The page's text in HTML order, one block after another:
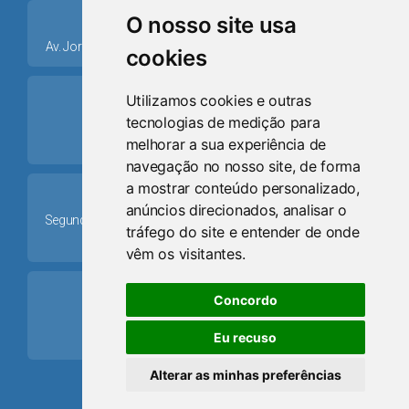
O nosso site usa
cookies
Utilizamos cookies e outras
tecnologias de medição para
melhorar a sua experiência de
navegação no nosso site, de forma
a mostrar conteúdo personalizado,
anúncios direcionados, analisar o
tráfego do site e entender de onde
vêm os visitantes.
Concordo
Eu recuso
Alterar as minhas preferências
place
Av. Jorge Dariva, 1211, Centro CEP: 95520.000 - Osório/RS
ring_volume
Telefone
(51) 9 8024-0884
Schedule
Segunda-feira a Sexta-feira: 08h às 12h e das 13h30min às
17h30min
mail
Email
camaraosorio@gmail.com